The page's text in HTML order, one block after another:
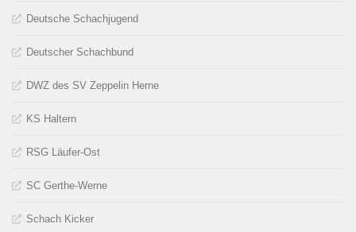
Deutsche Schachjugend
Deutscher Schachbund
DWZ des SV Zeppelin Herne
KS Haltern
RSG Läufer-Ost
SC Gerthe-Werne
Schach Kicker